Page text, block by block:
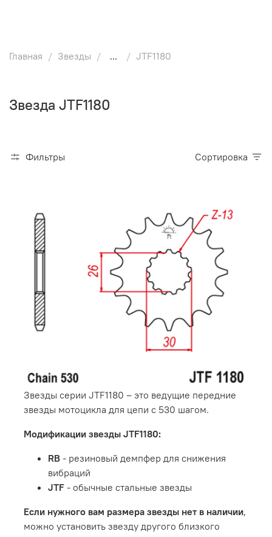
Главная Звезды ... JTF1180
Звезда JTF1180
Фильтры Сортировка
Звезды серии JTF1180 – это ведущие передние
звезды мотоцикла для цепи с 530 шагом.
Модификации звезды JTF1180:
RB - резиновый демпфер для снижения
вибраций
JTF - обычные стальные звезды
Если нужного вам размера звезды нет в наличии,
можно установить звезду другого близкого